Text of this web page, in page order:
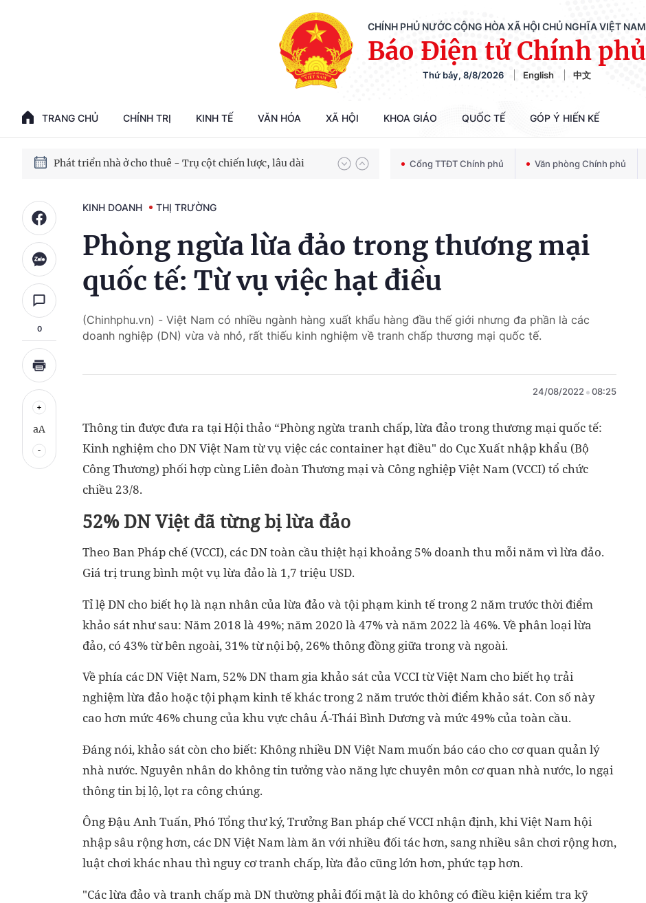
CHÍNH PHỦ NƯỚC CỘNG HÒA XÃ HỘI CHỦ NGHĨA VIỆT NAM
Báo Điện tử Chính phủ
Thứ bảy, 8/8/2026 English 中文
TRANG CHỦ CHÍNH TRỊ KINH TẾ VĂN HÓA XÃ HỘI KHOA GIÁO QUỐC TẾ GÓP Ý HIẾN KẾ
Phát triển kinh tế nhà nước trong kỷ nguyên mới
Chiến dịch 500 ngày đêm tìm kiếm, quy tập và xác định danh tính hài cốt liệt sĩ
Bảo vệ nền tảng tư tưởng của Đảng trong kỷ nguyên phát triển mới
Phát triển nhà ở cho thuê - Trụ cột chiến lược, lâu dài Cổng TTĐT Chính phủ Văn phòng Chính phủ
0
aA
KINH DOANH THỊ TRƯỜNG
Phòng ngừa lừa đảo trong thương mại
quốc tế: Từ vụ việc hạt điều
(Chinhphu.vn) - Việt Nam có nhiều ngành hàng xuất khẩu hàng đầu thế giới nhưng đa phần là các
doanh nghiệp (DN) vừa và nhỏ, rất thiếu kinh nghiệm về tranh chấp thương mại quốc tế.
24/08/2022 08:25
Thông tin được đưa ra tại Hội thảo “Phòng ngừa tranh chấp, lừa đảo trong thương mại quốc tế:
Kinh nghiệm cho DN Việt Nam từ vụ việc các container hạt điều" do Cục Xuất nhập khẩu (Bộ
Công Thương) phối hợp cùng Liên đoàn Thương mại và Công nghiệp Việt Nam (VCCI) tổ chức
chiều 23/8.
52% DN Việt đã từng bị lừa đảo
Theo Ban Pháp chế (VCCI), các DN toàn cầu thiệt hại khoảng 5% doanh thu mỗi năm vì lừa đảo.
Giá trị trung bình một vụ lừa đảo là 1,7 triệu USD.
Tỉ lệ DN cho biết họ là nạn nhân của lừa đảo và tội phạm kinh tế trong 2 năm trước thời điểm
khảo sát như sau: Năm 2018 là 49%; năm 2020 là 47% và năm 2022 là 46%. Về phân loại lừa
đảo, có 43% từ bên ngoài, 31% từ nội bộ, 26% thông đồng giữa trong và ngoài.
Về phía các DN Việt Nam, 52% DN tham gia khảo sát của VCCI từ Việt Nam cho biết họ trải
nghiệm lừa đảo hoặc tội phạm kinh tế khác trong 2 năm trước thời điểm khảo sát. Con số này
cao hơn mức 46% chung của khu vực châu Á-Thái Bình Dương và mức 49% của toàn cầu.
Đáng nói, khảo sát còn cho biết: Không nhiều DN Việt Nam muốn báo cáo cho cơ quan quản lý
nhà nước. Nguyên nhân do không tin tưởng vào năng lực chuyên môn cơ quan nhà nước, lo ngại
thông tin bị lộ, lọt ra công chúng.
Ông Đậu Anh Tuấn, Phó Tổng thư ký, Trưởng Ban pháp chế VCCI nhận định, khi Việt Nam hội
nhập sâu rộng hơn, các DN Việt Nam làm ăn với nhiều đối tác hơn, sang nhiều sân chơi rộng hơn,
luật chơi khác nhau thì nguy cơ tranh chấp, lừa đảo cũng lớn hơn, phức tạp hơn.
"Các lừa đảo và tranh chấp mà DN thường phải đối mặt là do không có điều kiện kiểm tra kỹ